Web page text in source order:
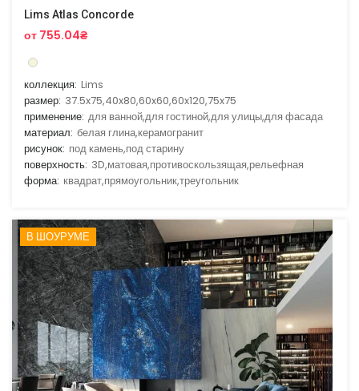
Lims Atlas Concorde
от 755.04₴
коллекция: Lims
размер: 37.5x75,40x80,60x60,60x120,75x75
применение: для ванной,для гостиной,для улицы,для фасада
материал: белая глина,керамогранит
рисунок: под камень,под старину
поверхность: 3D,матовая,противоскользящая,рельефная
форма: квадрат,прямоугольник,треугольник
В ШОУРУМЕ